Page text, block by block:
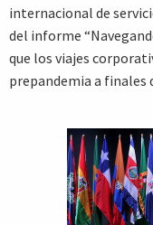
internacional de
del informe
que los viajes
prepandemia a finales